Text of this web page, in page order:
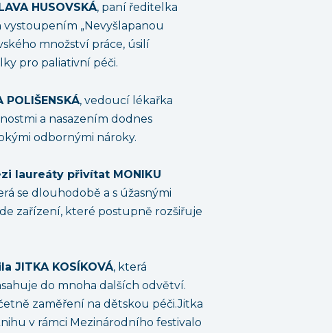
HUSOVSKÁ, paní ředitelka
„Nevyšlapanou
množství práce, úsilí
pro paliativní péči.
, vedoucí lékařka
a nasazením dodnes
odbornými nároky.
laureáty přivítat MONIKU
se dlouhodobě a s úžasnými
zařízení, které postupně rozšiřuje
JITKA KOSÍKOVÁ, která
do mnoha dalších odvětví.
zaměření na dětskou péči.Jitka
v rámci Mezinárodního festivalo